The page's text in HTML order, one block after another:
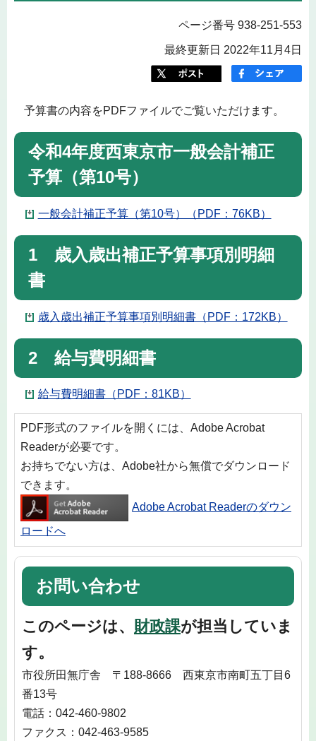
ページ番号 938-251-553
最終更新日 2022年11月4日
予算書の内容をPDFファイルでご覧いただけます。
令和4年度西東京市一般会計補正
予算（第10号）
一般会計補正予算（第10号）（PDF：76KB）
1 歳入歳出補正予算事項別明細
書
歳入歳出補正予算事項別明細書（PDF：172KB）
2 給与費明細書
給与費明細書（PDF：81KB）
PDF形式のファイルを開くには、Adobe Acrobat
Readerが必要です。
お持ちでない方は、Adobe社から無償でダウンロード
できます。
Adobe Acrobat Readerのダウン
ロードへ
お問い合わせ
このページは、 財政課が担当していま
す。
市役所田無庁舎 〒188-8666 西東京市南町五丁目6
番13号
電話：042-460-9802
ファクス：042-463-9585